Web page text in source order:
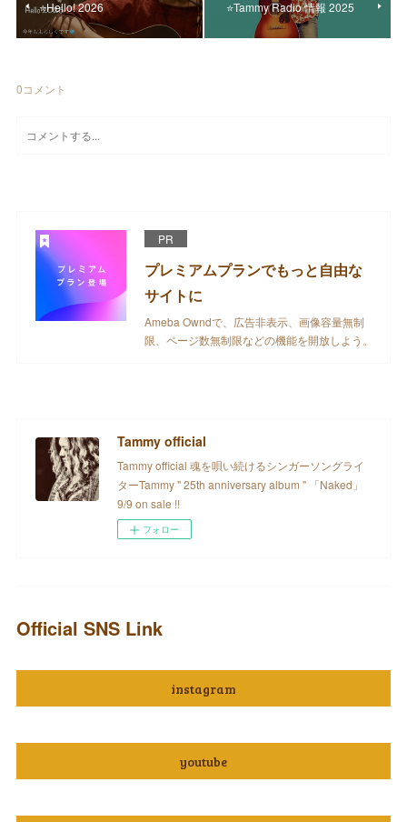
⭐️Hello! 2026 ⭐️Tammy Radio 情報 2025
0コメント
PR
プレミアムプランでもっと自由な
サイトに
Ameba Owndで、広告非表示、画像容量無制
限、ページ数無制限などの機能を開放しよう。
Tammy official
Tammy official 魂を唄い続けるシンガーソングライ
ターTammy " 25th anniversary album " 「Naked」
9/9 on sale !!
フォロー
Official SNS Link
instagram
youtube